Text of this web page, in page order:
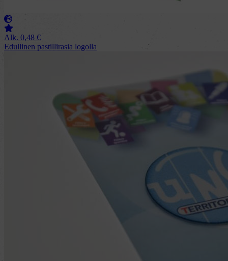
Alk. 0,48 €
Edullinen pastillirasia logolla